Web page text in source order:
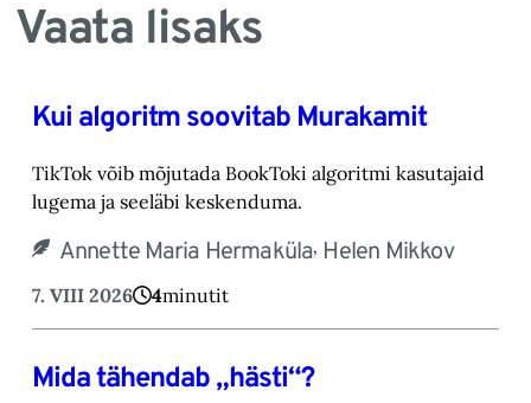
Vaata lisaks
Kui algoritm soovitab Murakamit
TikTok võib mõjutada BookToki algoritmi kasutajaid
lugema ja seeläbi keskenduma.‎
Annette Maria Hermaküla, Helen Mikkov
7. VIII 2026 4minutit
Mida tähendab „hästi“?